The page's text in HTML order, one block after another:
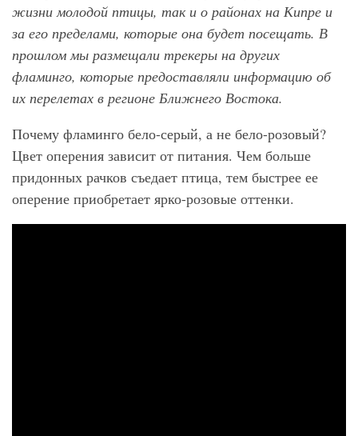
жизни молодой птицы, так и о районах на Кипре и
за его пределами, которые она будет посещать. В
прошлом мы размещали трекеры на других
фламинго, которые предоставляли информацию об
их перелетах в регионе Ближнего Востока.
Почему фламинго бело-серый, а не бело-розовый?
Цвет оперения зависит от питания. Чем больше
придонных рачков съедает птица, тем быстрее ее
оперение приобретает ярко-розовые оттенки.